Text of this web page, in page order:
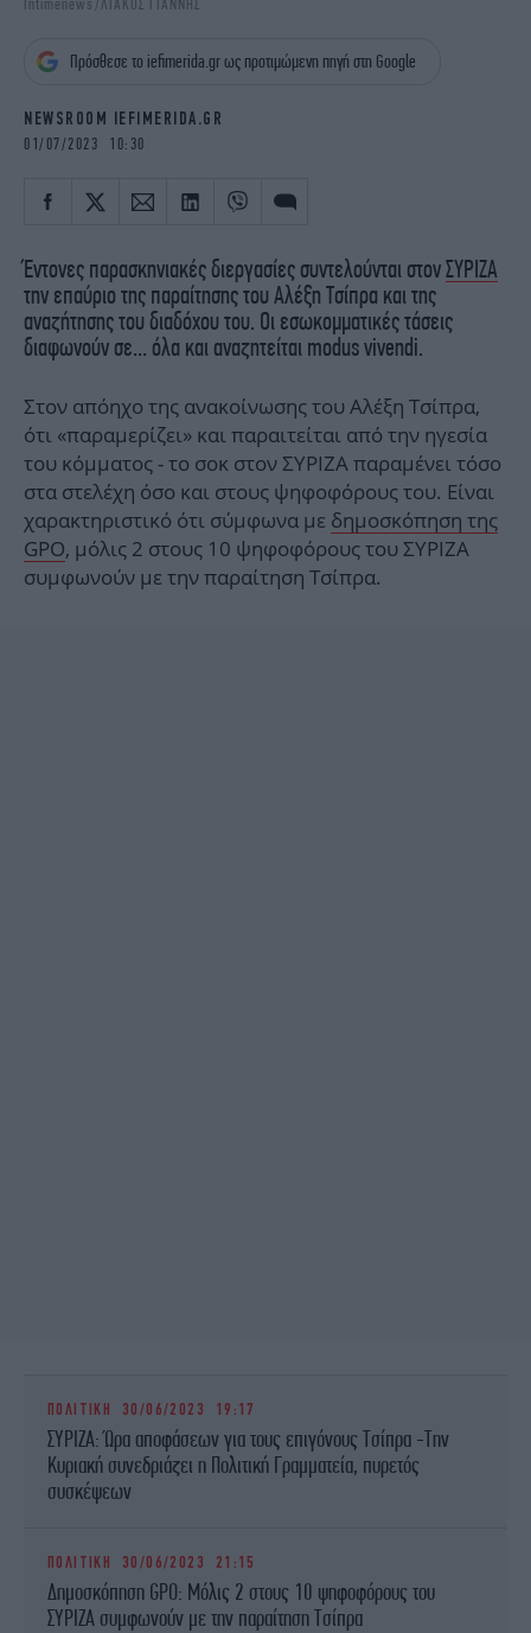
iBOOKS
OSCARS
NEWSLETTER
Intimenews/ΛΙΑΚΟΣ ΓΙΑΝΝΗΣ
Πρόσθεσε το iefimerida.gr ως προτιμώμενη πηγή στη Google
NEWSROOM IEFIMERIDA.GR
01/07/2023 10:30
Έντονες παρασκηνιακές διεργασίες συντελούνται στονΣΥΡΙΖΑ
την επαύριο της παραίτησης του Αλέξη Τσίπρα και της
αναζήτησης του διαδόχου του. Οι εσωκομματικές τάσεις
διαφωνούν σε... όλα και αναζητείται modus vivendi.
Στον απόηχο της ανακοίνωσης του Αλέξη Τσίπρα,
ότι «παραμερίζει» και παραιτείται από την ηγεσία
του κόμματος - το σοκ στον ΣΥΡΙΖΑ παραμένει τόσο
στα στελέχη όσο και στους ψηφοφόρους του. Είναι
χαρακτηριστικό ότι σύμφωνα με δημοσκόπηση της
GPO, μόλις 2 στους 10 ψηφοφόρους του ΣΥΡΙΖΑ
συμφωνούν με την παραίτηση Τσίπρα.
ΠΟΛΙΤΙΚΗ 30/06/2023 19:17
ΣΥΡΙΖΑ: Ώρα αποφάσεων για τους επιγόνους Τσίπρα -Την
Κυριακή συνεδριάζει η Πολιτική Γραμματεία, πυρετός
συσκέψεων
ΠΟΛΙΤΙΚΗ 30/06/2023 21:15
Δημοσκόπηση GPO: Μόλις 2 στους 10 ψηφοφόρους του
ΣΥΡΙΖΑ συμφωνούν με την παραίτηση Τσίπρα